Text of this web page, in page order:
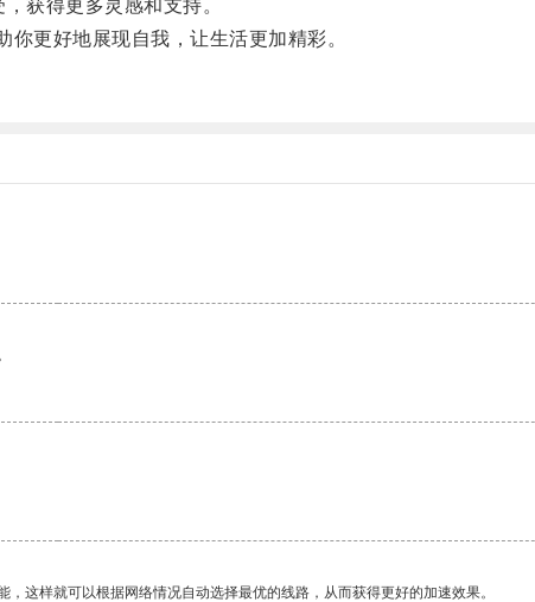
获得更多灵感和支持。
更好地展现自我，让生活更加精彩。
这样就可以根据网络情况自动选择最优的线路，从而获得更好的加速效果。